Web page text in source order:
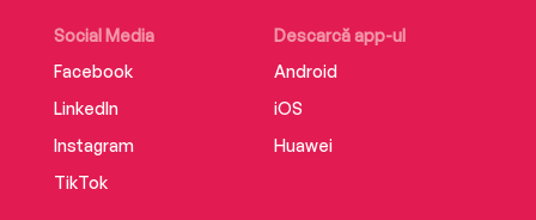
Social Media
Facebook
LinkedIn
Instagram
TikTok
Descarcă app-ul
Android
iOS
Huawei